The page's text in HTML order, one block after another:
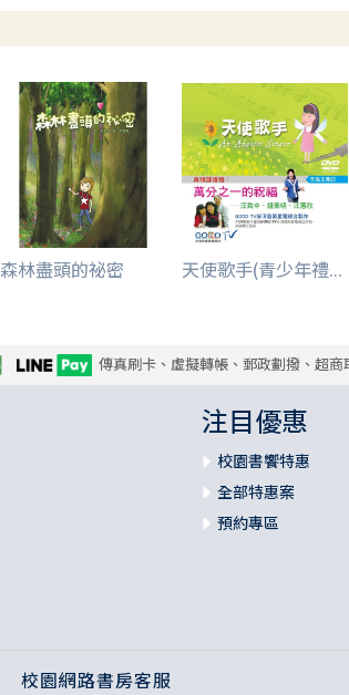
森林盡頭的祕密 天使歌手(青少年禮...
傳真刷卡、虛擬轉帳、郵政劃撥、超商
注目優惠
校園書饗特惠
全部特惠案
預約專區
校園網路書房客服